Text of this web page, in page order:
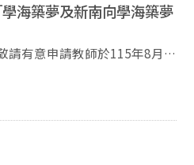
海築夢及新南向學海築夢
有意申請教師於115年8月
＆電子檔至本院，以利討論
向所屬學院提出申請意向。
各學院將彙整核章後之學院